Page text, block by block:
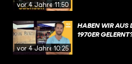
vor 4 Jahren11:50
vor 4 Jahren10:25
HABEN WIR AUS
1970ER